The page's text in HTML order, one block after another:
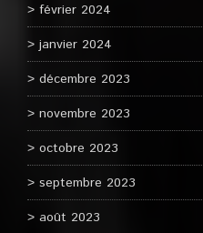
février 2024
janvier 2024
décembre 2023
novembre 2023
octobre 2023
septembre 2023
août 2023